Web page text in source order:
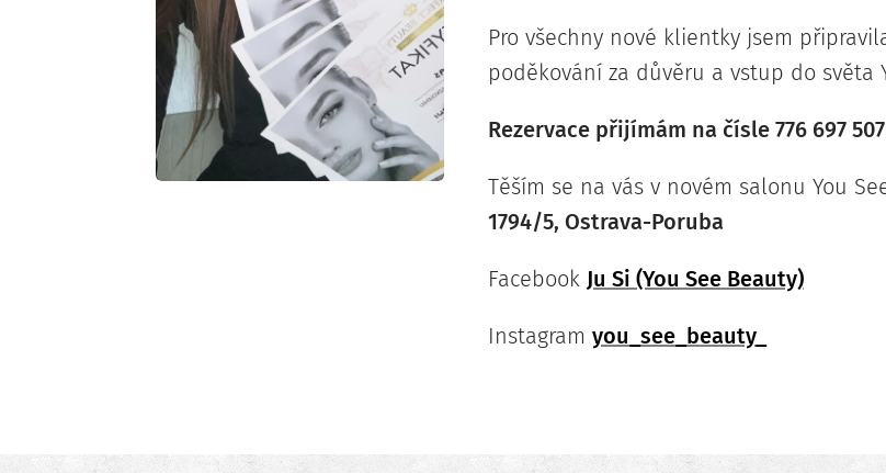
Pro všechny nové klientky jsem
poděkování za důvěru a vstup do světa
Rezervace přijímám na čísle 776 697 507
Těším se na vás v novém salonu You
1794/5, Ostrava-Poruba
Facebook Ju Si (You See Beauty)
Instagram you_see_beauty_